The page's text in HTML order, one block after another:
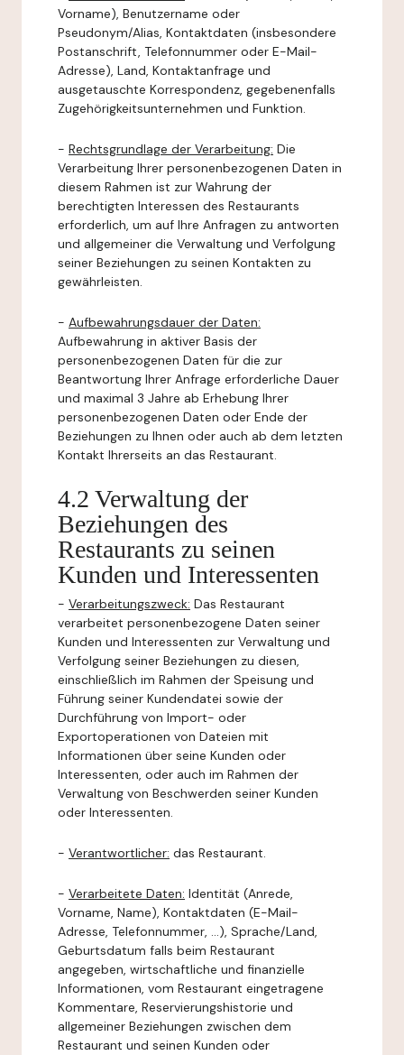
Vorname), Benutzername oder
Pseudonym/Alias, Kontaktdaten (insbesondere
Postanschrift, Telefonnummer oder E-Mail-
Adresse), Land, Kontaktanfrage und
ausgetauschte Korrespondenz, gegebenenfalls
Zugehörigkeitsunternehmen und Funktion.
- Rechtsgrundlage der Verarbeitung: Die
Verarbeitung Ihrer personenbezogenen Daten in
diesem Rahmen ist zur Wahrung der
berechtigten Interessen des Restaurants
erforderlich, um auf Ihre Anfragen zu antworten
und allgemeiner die Verwaltung und Verfolgung
seiner Beziehungen zu seinen Kontakten zu
gewährleisten.
- Aufbewahrungsdauer der Daten:
Aufbewahrung in aktiver Basis der
personenbezogenen Daten für die zur
Beantwortung Ihrer Anfrage erforderliche Dauer
und maximal 3 Jahre ab Erhebung Ihrer
personenbezogenen Daten oder Ende der
Beziehungen zu Ihnen oder auch ab dem letzten
Kontakt Ihrerseits an das Restaurant.
4.2 Verwaltung der
Beziehungen des
Restaurants zu seinen
Kunden und Interessenten
- Verarbeitungszweck: Das Restaurant
verarbeitet personenbezogene Daten seiner
Kunden und Interessenten zur Verwaltung und
Verfolgung seiner Beziehungen zu diesen,
einschließlich im Rahmen der Speisung und
Führung seiner Kundendatei sowie der
Durchführung von Import- oder
Exportoperationen von Dateien mit
Informationen über seine Kunden oder
Interessenten, oder auch im Rahmen der
Verwaltung von Beschwerden seiner Kunden
oder Interessenten.
- Verantwortlicher: das Restaurant.
- Verarbeitete Daten: Identität (Anrede,
Vorname, Name), Kontaktdaten (E-Mail-
Adresse, Telefonnummer, ...), Sprache/Land,
Geburtsdatum falls beim Restaurant
angegeben, wirtschaftliche und finanzielle
Informationen, vom Restaurant eingetragene
Kommentare, Reservierungshistorie und
allgemeiner Beziehungen zwischen dem
Restaurant und seinen Kunden oder